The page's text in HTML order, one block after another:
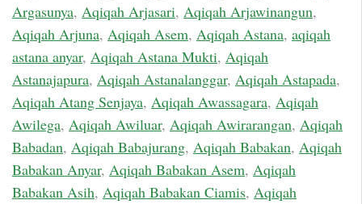
Argasunya, Aqiqah Arjasari, Aqiqah Arjawinangun,
Aqiqah Arjuna, Aqiqah Asem, Aqiqah Astana, aqiqah
astana anyar, Aqiqah Astana Mukti, Aqiqah
Astanajapura, Aqiqah Astanalanggar, Aqiqah Astapada,
Aqiqah Atang Senjaya, Aqiqah Awassagara, Aqiqah
Awilega, Aqiqah Awiluar, Aqiqah Awirarangan, Aqiqah
Babadan, Aqiqah Babajurang, Aqiqah Babakan, Aqiqah
Babakan Anyar, Aqiqah Babakan Asem, Aqiqah
Babakan Asih, Aqiqah Babakan Ciamis, Aqiqah